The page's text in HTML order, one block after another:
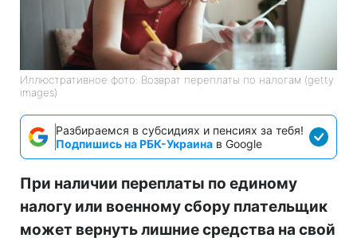
Иллюстративное фото: Возврат переплаты по налогам (getty
images)
Разбираемся в субсидиях и пенсиях за тебя!
Подпишись на РБК-Украина в Google
При наличии переплаты по единому
налогу или военному сбору плательщик
может вернуть лишние средства на свой